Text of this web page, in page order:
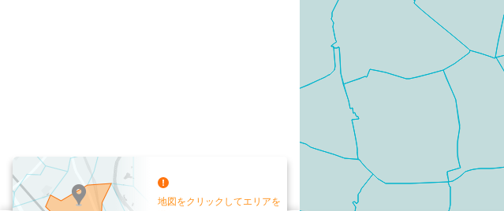
地図をクリックしてエリアを